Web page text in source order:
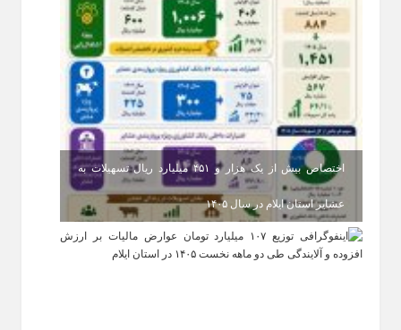
اختصاص بیش از یک هزار و ۴۵۱ میلیارد ریال تسهیلات به
عشایر استان ایلام در سال ۱۴۰۵